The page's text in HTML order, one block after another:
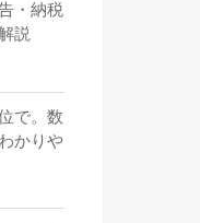
・納税
説
で。数
かりや